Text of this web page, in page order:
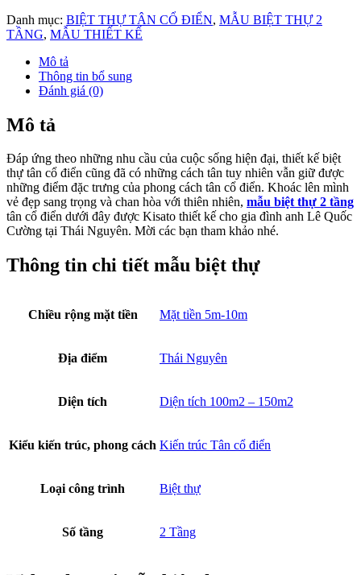
Danh mục: BIỆT THỰ TÂN CỔ ĐIỂN, MẪU BIỆT THỰ 2
TẦNG, MẪU THIẾT KẾ
Mô tả
Thông tin bổ sung
Đánh giá (0)
Mô tả
Đáp ứng theo những nhu cầu của cuộc sống hiện đại, thiết kế biệt
thự tân cổ điển cũng đã có những cách tân tuy nhiên vẫn giữ được
những điểm đặc trưng của phong cách tân cổ điển. Khoác lên mình
vẻ đẹp sang trọng và chan hòa với thiên nhiên, mẫu biệt thự 2 tầng
tân cổ điển dưới đây được Kisato thiết kế cho gia đình anh Lê Quốc
Cường tại Thái Nguyên. Mời các bạn tham khảo nhé.
Thông tin chi tiết mẫu biệt thự
Chiều rộng mặt tiền Mặt tiền 5m-10m
Địa điểm Thái Nguyên
Diện tích Diện tích 100m2 – 150m2
Kiểu kiến trúc, phong cách Kiến trúc Tân cổ điển
Loại công trình Biệt thự
Số tầng 2 Tầng